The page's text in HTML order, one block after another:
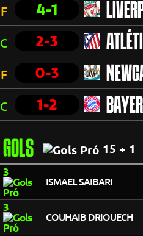
F 4-1
C 2-3
F 0-3
C 1-2
GOLS 15 + 1
3
ISMAEL SAIBARI
3
COUHAIB DRIOUECH